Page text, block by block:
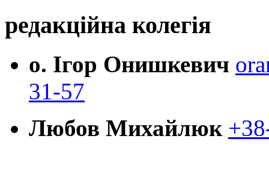
редакційна колегія
о. Ігор Онишкевич
31-57
Любов Михайлюк